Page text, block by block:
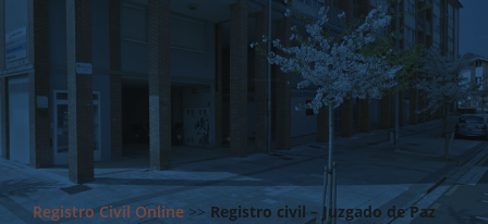
Registro Civil Online >> Registro civil – Juzgado de Paz